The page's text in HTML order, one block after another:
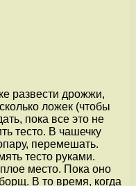
развести дрожжи,
ложек (чтобы
пока все это не
тесто. В чашечку
перемешать.
тесто руками.
место. Пока оно
В то время, когда